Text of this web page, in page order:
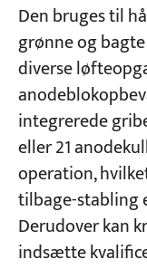
Projekter
Blogs
Nyheder
Ansøgninger
Den bruges til
grønne og
diverse
integrerede
eller 21
operation,
tilbage-stabling
Derudover kan
indsætte